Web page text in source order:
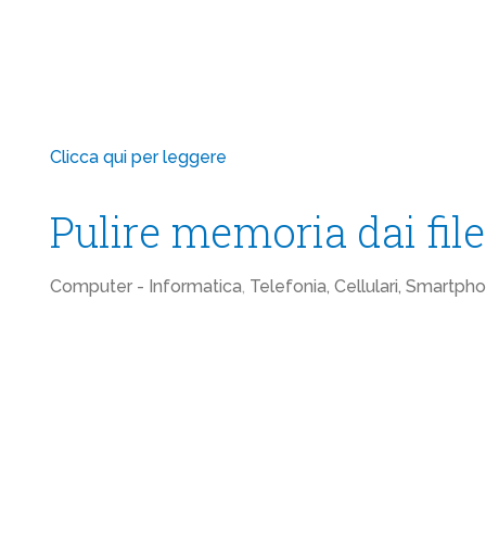
Clicca qui per leggere
Pulire memoria dai
Computer - Informatica, Telefonia, Cellulari,